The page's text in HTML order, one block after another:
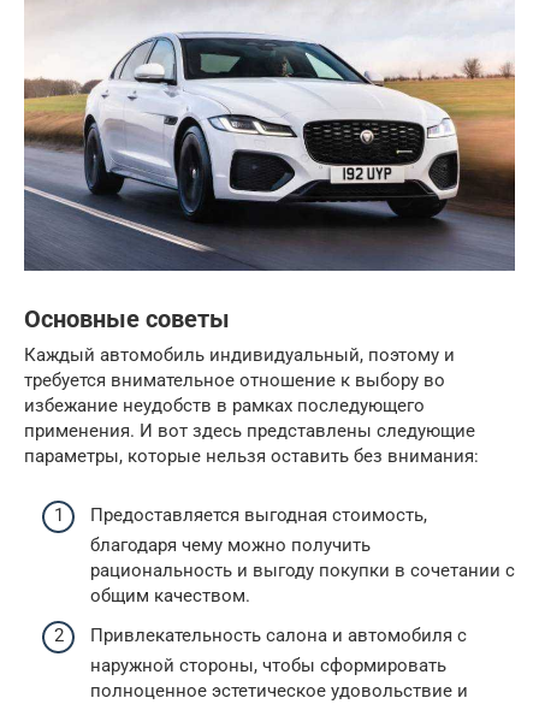
Основные советы
Каждый автомобиль индивидуальный, поэтому и
требуется внимательное отношение к выбору во
избежание неудобств в рамках последующего
применения. И вот здесь представлены следующие
параметры, которые нельзя оставить без внимания:
Предоставляется выгодная стоимость,
благодаря чему можно получить
рациональность и выгоду покупки в сочетании с
общим качеством.
Привлекательность салона и автомобиля с
наружной стороны, чтобы сформировать
полноценное эстетическое удовольствие и